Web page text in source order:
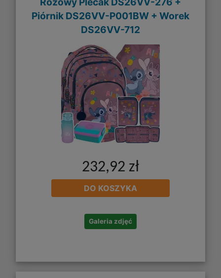
Piórnik DS26VV-P001BW + Worek
DS26VV-712
232,92 zł
DO KOSZYKA
Galeria zdjęć